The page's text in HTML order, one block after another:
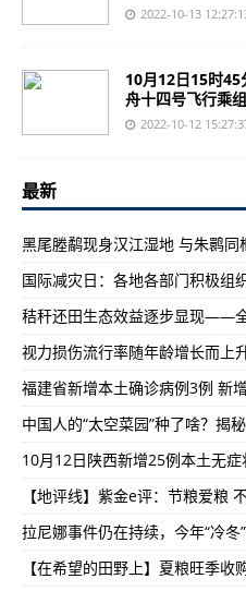
2022-10-13
10月12日15时45
舟十四号飞行乘
2022-10-12
最新
黑尾塍鹬现身汉江湿地 与朱鹮同
国际减灾日：各地各部门积极组
秸秆还田生态效益逐步显现——
视力损伤流行率随年龄增长而上
福建省新增本土确诊病例3例 新
中国人的“太空菜园”种了啥？揭秘
10月12日陕西新增25例本土无
【地评线】紫金e评：节粮爱粮
拉尼娜事件仍在持续，今年“冷冬”
【在希望的田野上】夏粮旺季